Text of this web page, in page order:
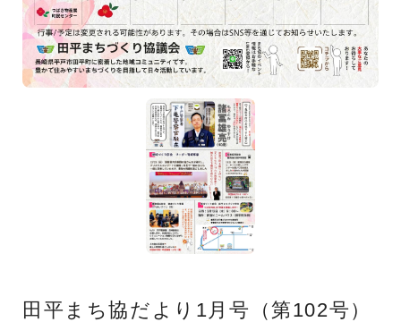
田平まち協だより1月号（第102号）